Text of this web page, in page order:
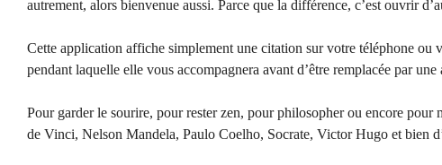
autrement, alors bienvenue aussi. Parce que la différence, c’est ouvrir
Cette application affiche simplement une citation sur votre téléphone
pendant laquelle elle vous accompagnera avant d’être remplacée par une
Pour garder le sourire, pour rester zen, pour philosopher ou encore
de Vinci, Nelson Mandela, Paulo Coelho, Socrate, Victor Hugo et bien